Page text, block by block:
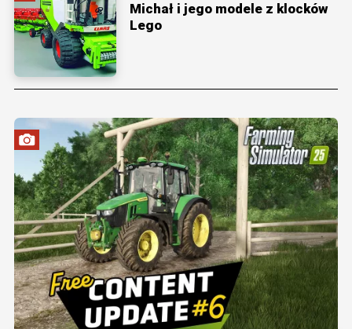
Michał i jego modele z klocków
Lego